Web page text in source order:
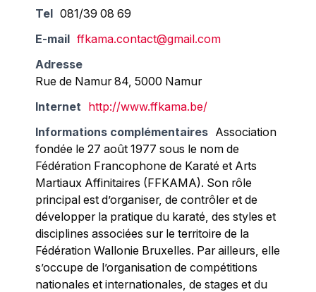
Tel 081/39 08 69
E-mail ffkama.contact@gmail.com
Adresse
Rue de Namur 84, 5000 Namur
Internet http://www.ffkama.be/
Informations complémentaires Association
fondée le 27 août 1977 sous le nom de
Fédération Francophone de Karaté et Arts
Martiaux Affinitaires (FFKAMA). Son rôle
principal est d’organiser, de contrôler et de
développer la pratique du karaté, des styles et
disciplines associées sur le territoire de la
Fédération Wallonie Bruxelles. Par ailleurs, elle
s’occupe de l’organisation de compétitions
nationales et internationales, de stages et du